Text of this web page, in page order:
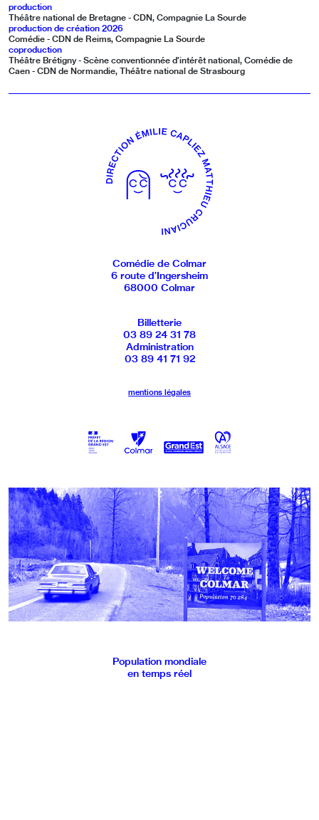
production
Théâtre national de Bretagne - CDN, Compagnie La Sourde
production de création 2026
Comédie - CDN de Reims, Compagnie La Sourde
coproduction
Théâtre Brétigny - Scène conventionnée d’intérêt national, Comédie de
Caen - CDN de Normandie, Théâtre national de Strasbourg
Comédie de Colmar
6 route d’Ingersheim
68000 Colmar
Billetterie
03 89 24 31 78
Administration
03 89 41 71 92
mentions légales
Population mondiale
en temps réel